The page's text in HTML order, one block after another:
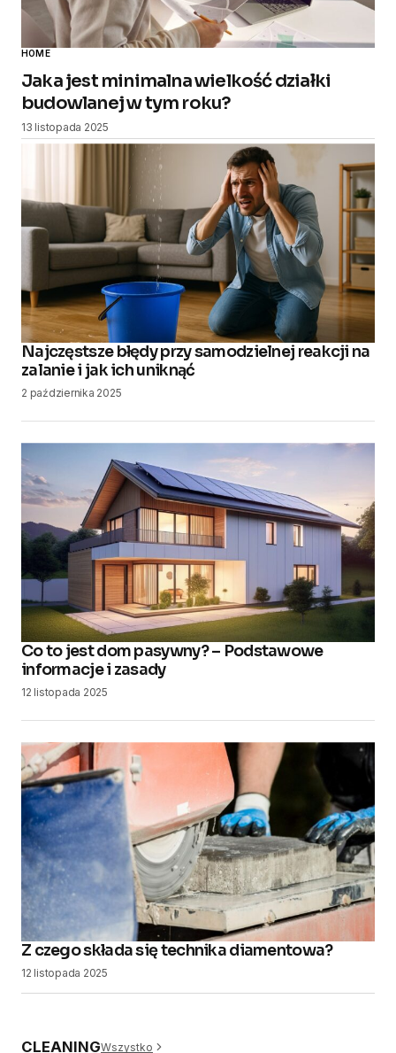
HOME
Jaka jest minimalna wielkość działki
budowlanej w tym roku?
13 listopada 2025
Najczęstsze błędy przy samodzielnej reakcji na
zalanie i jak ich uniknąć
2 października 2025
Co to jest dom pasywny? – Podstawowe
informacje i zasady
12 listopada 2025
​Z czego składa się technika diamentowa?
12 listopada 2025
CLEANINGWszystko